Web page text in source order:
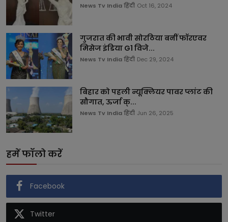
News Tv India हिंदी Oct 16, 2024
गुजरात की भावी सोरठिया बनीं फॉरएवर
मिसेज इंडिया G1 विजे...
News Tv India हिंदी Dec 29, 2024
बिहार को पहली न्यूक्लियर पावर प्लांट की
सौगात, ऊर्जा क्...
News Tv India हिंदी Jun 26, 2025
हमें फॉलो करें
Facebook
Twitter